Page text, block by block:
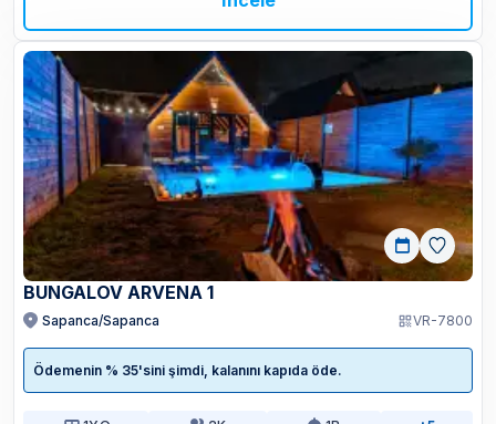
BUNGALOV ARVENA 1
Sapanca/Sapanca VR-7800
Ödemenin % 35'sini şimdi, kalanını kapıda öde.